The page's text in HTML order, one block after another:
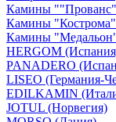
Камины
Камины "Кострома"
Камины
HERGOM
PANADERO
LISEO (Германия-
EDILKAMIN
JOTUL (Норвегия)